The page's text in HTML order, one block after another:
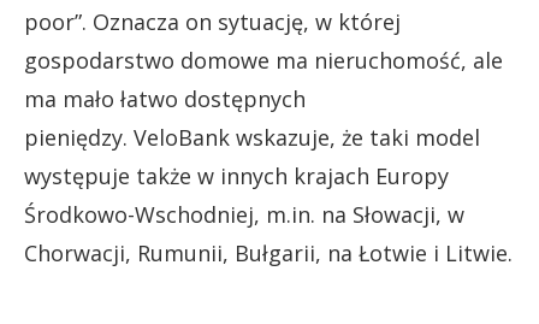
poor”. Oznacza on sytuację, w której
gospodarstwo domowe ma nieruchomość, ale
ma mało łatwo dostępnych
pieniędzy. VeloBank wskazuje, że taki model
występuje także w innych krajach Europy
Środkowo-Wschodniej, m.in. na Słowacji, w
Chorwacji, Rumunii, Bułgarii, na Łotwie i Litwie.